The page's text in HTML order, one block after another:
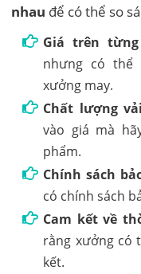
nhau để có thể so
Giá trên
nhưng có thể
xưởng may.
Chất lượng
vào giá mà
phẩm.
Chính sách
có chính sách
Cam kết về
rằng xưởng có
kết.